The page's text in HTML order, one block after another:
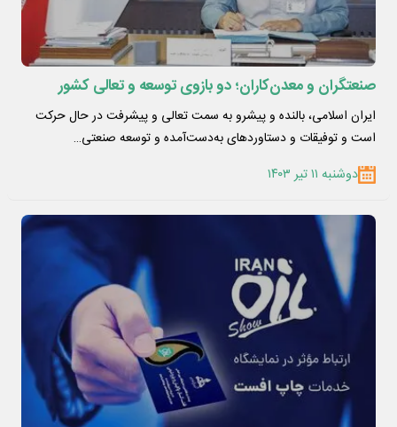
صنعتگران و معدن‌کاران؛ دو بازوی توسعه و تعالی کشور
ایران اسلامی، بالنده و پیشرو به سمت تعالی و پیشرفت در حال حرکت
است و توفیقات و دستاوردهای به‌دست‌آمده و توسعه صنعتی…
دوشنبه ۱۱ تیر ۱۴۰۳